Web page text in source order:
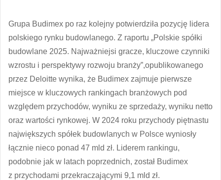
Grupa Budimex po raz kolejny potwierdziła pozycję lidera
polskiego rynku budowlanego. Z raportu „Polskie spółki
budowlane 2025. Najważniejsi gracze, kluczowe czynniki
wzrostu i perspektywy rozwoju branży”,opublikowanego
przez Deloitte wynika, że Budimex zajmuje pierwsze
miejsce w kluczowych rankingach branżowych pod
względem przychodów, wyniku ze sprzedaży, wyniku netto
oraz wartości rynkowej. W 2024 roku przychody piętnastu
największych spółek budowlanych w Polsce wyniosły
łącznie nieco ponad 47 mld zł. Liderem rankingu,
podobnie jak w latach poprzednich, został Budimex
z przychodami przekraczającymi 9,1 mld zł.